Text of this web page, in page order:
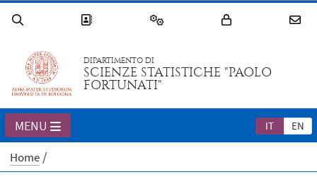
DIPARTIMENTO DI
SCIENZE STATISTICHE "PAOLO
FORTUNATI"
IT EN
MENU
Home